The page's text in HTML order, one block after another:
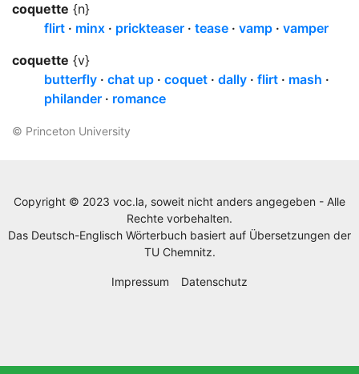
coquette {n}
flirt
minx prickteaser tease vamp
vamper
coquette {v}
butterfly
chat up coquet dally flirt
mash
philander
romance
© Princeton University
Copyright © 2023 voc.la, soweit nicht anders angegeben - Alle
Rechte vorbehalten.
Das Deutsch-Englisch Wörterbuch basiert auf Übersetzungen der
TU Chemnitz.
Impressum Datenschutz